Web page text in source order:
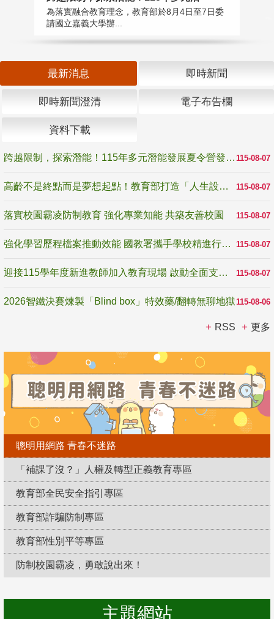
為落實融合教育理念，教育部於8月4日至7日委
請國立嘉義大學辦...
最新消息 即時新聞
即時新聞澄清 電子布告欄
資料下載
115-08-07
跨越限制，探索潛能！115年多元潛能發展夏令營發掘生命無限可能
115-08-07
高齡不是終點而是夢想起點！教育部打造「人生設計夢工場」 參展第3屆高齡健康產業博覽會
115-08-07
落實校園霸凌防制教育 強化專業知能 共築友善校園
115-08-07
強化學習歷程檔案推動效能 國教署攜手學校精進行政與教學支持
115-08-07
迎接115學年度新進教師加入教育現場 啟動全面支持陪伴
115-08-06
2026智鐵決賽煉製「Blind box」特效藥/翻轉無聊地獄
RSS 更多
聰明用網路 青春不迷路
「補課了沒？」人權及轉型正義教育專區
教育部全民安全指引專區
教育部詐騙防制專區
教育部性別平等專區
防制校園霸凌，勇敢說出來！
主題網站